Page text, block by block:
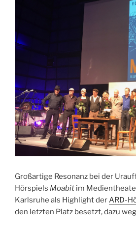
Uhr,
1LIVE“
Großartige Resonanz bei der
Hörspiels Moabit im
Karlsruhe als Highlight derARD-
den letzten Platz besetzt, dazu